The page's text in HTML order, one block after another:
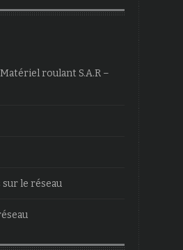
roulant S.A.R –
le réseau